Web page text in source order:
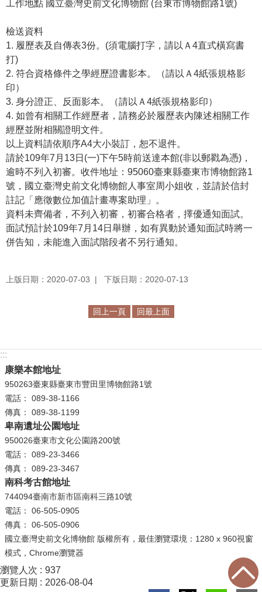
性
別
平
等
專
區
友
善
措
施
服
務
服
務
信
網
R
S
網
站
料
開
放
告
隱
私
權
保
護
工作地點 國立臺灣史前文化博物館 (台東市博物館路1號)
檢送資料
1. 履歷表及自傳表3份。(須電腦打字，請以Ａ4直式橫寫書
打)
2. 符合資格條件之學經歷證書影本。（請以Ａ4紙張規格影
印）
3. 身分證正、反面影本。（請以Ａ4紙張規格影印）
4. 如曾有相關工作經歷者，請務必於履歷表內陳述相關工作
經歷並附相關證明文件。
以上資料請依順序A4大小裝訂，恕不退件。
請於109年7月13日(一)下午5時前送達本館(非以郵戳為憑)，
逾時不列入初審。收件地址：95060臺東縣臺東市博物館路1
號，國立臺灣史前文化博物館人事室周小姐收，並請於信封
註記「應徵數位加值計畫專案助理」。
資料未齊備者，不列入初審，初審合格者，擇優通知面試。
面試預計於109年7月14日舉辦，如有異動於通知面試時將一
併告知，未能進入面試階段者不另行通知。
上版日期：2020-07-03 下版日期：2020-07-13
回上一頁 回最上面
:::
康樂本館地址
950263臺東縣臺東市豐田里博物館路1號
電話： 089-38-1166
傳真： 089-38-1199
卑南遺址公園地址
950026臺東市文化公園路200號
電話： 089-23-3466
傳真： 089-23-3467
南科考古館地址
744094臺南市新市區南科三路10號
電話： 06-505-0905
傳真： 06-505-0906
國立臺灣史前文化博物館 版權所有，最佳瀏覽環境：1280 x 960視窗
模式，Chrome瀏覽器
瀏覽人次
937
更新日期
2026-08-04